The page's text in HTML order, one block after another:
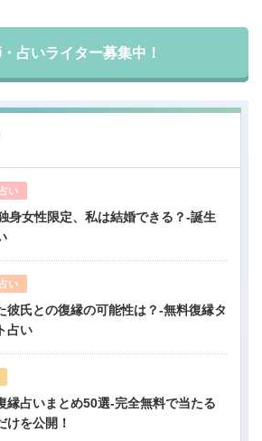
占いライター募集中！
い
身女性限定、私は結婚できる？-誕生
い
彼氏との復縁の可能性は？-無料復縁タ
占い
縁占いまとめ50選-完全無料で当たる
けを公開！